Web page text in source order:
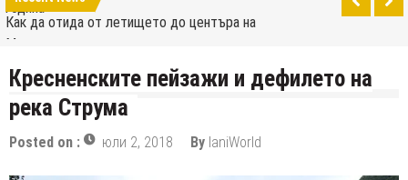
Москва
Саратов има новото си летище
Wizz Air разширява своята база в Скопие и
добавя нови дестинации
Тур дьо Франс 2019: много планини, почит към
Еди Мерк и отсъствието на Крис Фрум
Кресненските пейзажи и дефилето на
река Струма
Posted on : юли 2, 2018 By IaniWorld